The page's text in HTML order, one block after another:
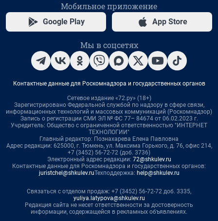
Мобильное приложение
Google Play App Store
Мы в соцсетях
Контактные данные для Роскомнадзора и государственных органов
Сетевое издание «72.ру» (18+)
Зарегистрировано Федеральной службой по надзору в сфере связи,
информационных технологий и массовых коммуникаций (Роскомнадзор)
Запись о регистрации СМИ ЭЛ № ФС 77– 84674 от 06.02.2023 г.
Учредитель: Общество с ограниченной ответственностью "ИНТЕРНЕТ
ТЕХНОЛОГИИ"
Главный редактор: Познахарева Елена Павловна
Адрес редакции: 625000, г. Тюмень, ул. Максима Горького, д. 76, офис 214,
+7 (3452) 56-72-72 (доб. 3736)
Электронный адрес редакции: 72@shkulev.ru
Контактные данные для Роскомнадзора и государственных органов:
juristchel@shkulev.ruТехподдержка: help@shkulev.ru
Связаться с отделом продаж: +7 (3452) 56-72-72 доб. 3335,
yuliya.latypova@shkulev.ru
Редакция сайта не несет ответственности за достоверность
информации, содержащейся в рекламных объявлениях.